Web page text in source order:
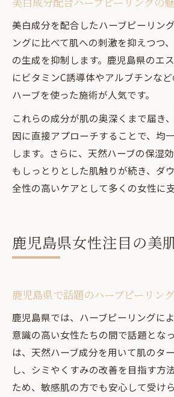
美白成分を配合したハーブピーリン
ングに比べて肌への刺激を抑えつつ
の生成を抑制します。鹿児島県のエ
にビタミンC誘導体やアルブチンな
ハーブを使った施術が人気です。
これらの成分が肌の奥深くまで届き
因に直接アプローチすることで、均
します。さらに、天然ハーブの保湿
もしっとりとした肌触りが続き、ダ
全性の高いケアとして多くの女性に
鹿児島県女性注目の美
鹿児島県で話題のハーブピーリン
鹿児島県では、ハーブピーリングに
意識の高い女性たちの間で話題とな
は、天然ハーブ成分を用いて肌のタ
し、シミやくすみの改善を目指す方
ため、敏感肌の方でも安心して受け